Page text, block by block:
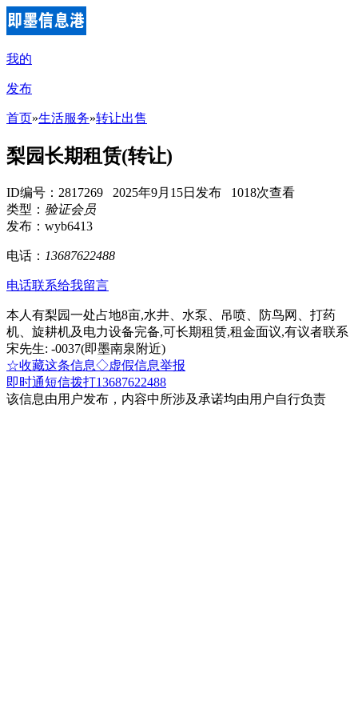
我的
发布
首页»生活服务»转让出售
梨园长期租赁(转让)
ID编号：2817269 2025年9月15日发布 1018次查看
类型： 验证会员
发布：wyb6413
电话： 13687622488
电话联系给我留言
本人有梨园一处占地8亩,水井、水泵、吊喷、防鸟网、打药
机、旋耕机及电力设备完备,可长期租赁,租金面议,有议者联系
宋先生: -0037(即墨南泉附近)
☆收藏这条信息◇虚假信息举报
即时通短信拨打13687622488
该信息由用户发布，内容中所涉及承诺均由用户自行负责